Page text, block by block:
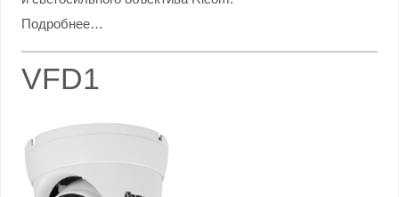
Подробнее…
VFD1